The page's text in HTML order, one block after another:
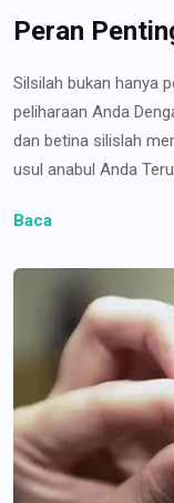
Peran
Silsilah bukan hanya
peliharaan Anda
dan betina silislah
usul anabul Anda
Baca